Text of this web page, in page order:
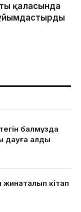
қаласында
балмұздақ
қалды
жинақталып кітап